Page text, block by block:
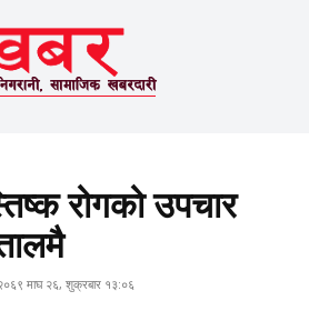
रोगको उपचार
माघ २६, शुक्रबार १३:०६